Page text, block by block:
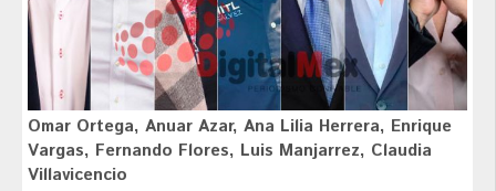
Omar Ortega, Anuar Azar, Ana Lilia Herrera, Enrique
Vargas, Fernando Flores, Luis Manjarrez, Claudia
Villavicencio